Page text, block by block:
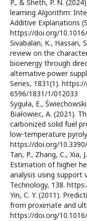
P., & Sheth, P. N.
learning Algorithm:
Additive Explanations
https://doi.org/
Sivabalan, K., Hassan,
review on the
bioenergy through
alternative power
Series, 1831(1).
6596/1831/1/012033
Syguła, E.,
Białowiec, A. (2021).
carbonized solid fuel
low-temperature
https://doi.org/
Tan, P., Zhang, C., Xia,
Estimation of higher
analysis using support
Technology, 138.
Yin, C. Y. (2011).
from proximate and
https://doi.org/